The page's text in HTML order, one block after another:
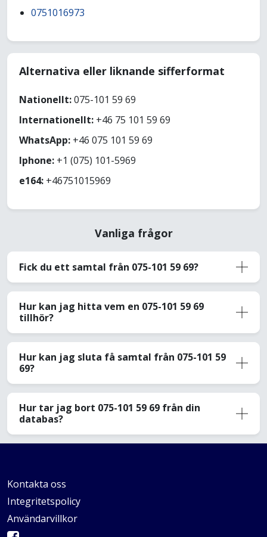
0751016973
Alternativa eller liknande sifferformat
Nationellt:075-101 59 69
Internationellt: +46 75 101 59 69
WhatsApp: +46 075 101 59 69
Iphone: +1 (075) 101-5969
e164: +46751015969
Vanliga frågor
Fick du ett samtal från 075-101 59 69?
Hur kan jag hitta vem en 075-101 59 69
tillhör?
Hur kan jag sluta få samtal från 075-101 59
69?
Hur tar jag bort 075-101 59 69 från din
databas?
Kontakta oss
Integritetspolicy
Användarvillkor